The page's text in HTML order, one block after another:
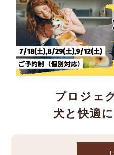
プロジェ
犬と快適